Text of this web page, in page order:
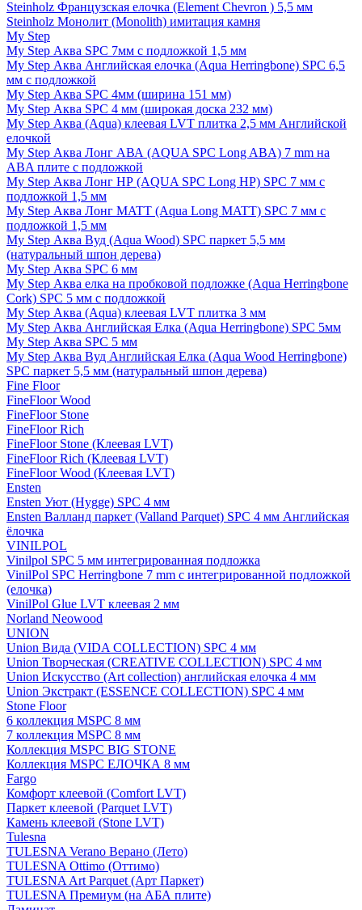
Steinholz Французская елочка (Element Chevron ) 5,5 мм
Steinholz Монолит (Monolith) имитация камня
My Step
My Step Аква SPC 7мм c подложкой 1,5 мм
My Step Аква Английская елочка (Aqua Herringbone) SPC 6,5
мм с подложкой
My Step Аква SPC 4мм (ширина 151 мм)
My Step Аква SPC 4 мм (широкая доска 232 мм)
My Step Аква (Aqua) клеевая LVT плитка 2,5 мм Английской
елочкой
My Step Аква Лонг АВА (AQUA SPC Long ABA) 7 mm на
ABA плите с подложкой
My Step Аква Лонг НР (AQUA SPC Long HP) SPC 7 мм с
подложкой 1,5 мм
My Step Аква Лонг MATT (Aqua Long MATT) SPC 7 мм с
подложкой 1,5 мм
My Step Аква Вуд (Aqua Wood) SPC паркет 5,5 мм
(натуральный шпон дерева)
My Step Аква SPC 6 мм
My Step Аква елка на пробковой подложке (Aqua Herringbone
Cork) SPC 5 мм с подложкой
My Step Аква (Aqua) клеевая LVT плитка 3 мм
My Step Аква Английская Елка (Aqua Herringbone) SPC 5мм
My Step Аква SPC 5 мм
My Step Аква Вуд Английская Елка (Aqua Wood Herringbone)
SPC паркет 5,5 мм (натуральный шпон дерева)
Fine Floor
FineFloor Wood
FineFloor Stone
FineFloor Rich
FineFloor Stone (Клеевая LVT)
FineFloor Rich (Клеевая LVT)
FineFloor Wood (Клеевая LVT)
Ensten
Ensten Уют (Hygge) SPC 4 мм
Ensten Валланд паркет (Valland Parquet) SPC 4 мм Английская
ёлочка
VINILPOL
Vinilpol SPC 5 мм интегрированная подложка
VinilPol SPC Herringbone 7 mm с интегрированной подложкой
(елочка)
VinilPol Glue LVT клеевая 2 мм
Norland Neowood
UNION
Union Вида (VIDA COLLECTION) SPC 4 мм
Union Творческая (CREATIVE COLLECTION) SPC 4 мм
Union Искусство (Art collection) английская елочка 4 мм
Union Экстракт (ESSENCE COLLECTION) SPC 4 мм
Stone Floor
6 коллекция MSPC 8 мм
7 коллекция MSPC 8 мм
Коллекция MSPC BIG STONE
Коллекция MSPC ЕЛОЧКА 8 мм
Fargo
Комфорт клеевой (Comfort LVT)
Паркет клеевой (Parquet LVT)
Камень клеевой (Stone LVT)
Tulesna
TULESNA Verano Верано (Лето)
TULESNA Ottimo (Оттимо)
TULESNA Art Parquet (Арт Паркет)
TULESNA Премиум (на АБА плите)